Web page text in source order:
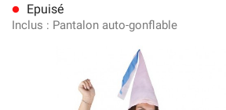
lens Epuisé
Inclus : Pantalon auto-gonflable